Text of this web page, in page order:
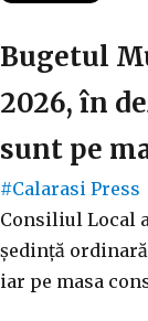
Bugetul
2026, în
sunt pe
#Calarasi Press
Consiliul Local
ședință
iar pe masa